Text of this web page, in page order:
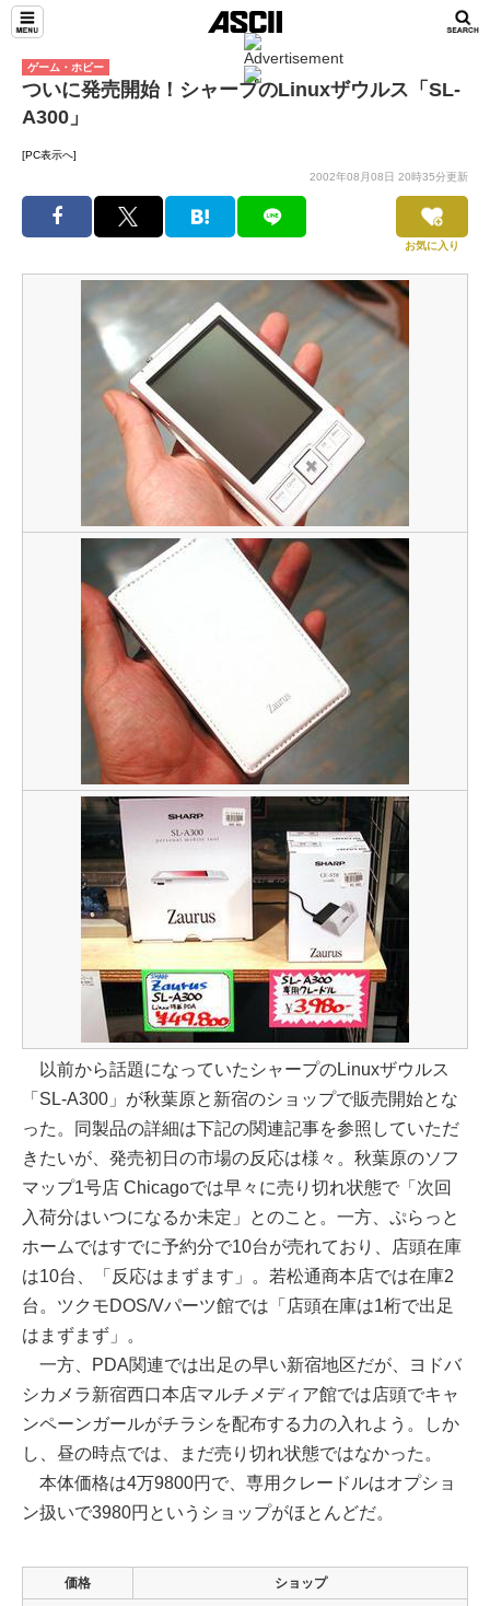
ゲーム・ホビー
ついに発売開始！シャープのLinuxザウルス「SL-
A300」
[PC表示へ]
2002年08月08日 20時35分更新
お気に入り
以前から話題になっていたシャープのLinuxザウルス
「SL-A300」が秋葉原と新宿のショップで販売開始とな
った。同製品の詳細は下記の関連記事を参照していただ
きたいが、発売初日の市場の反応は様々。秋葉原のソフ
マップ1号店 Chicagoでは早々に売り切れ状態で「次回
入荷分はいつになるか未定」とのこと。一方、ぷらっと
ホームではすでに予約分で10台が売れており、店頭在庫
は10台、「反応はまずます」。若松通商本店では在庫2
台。ツクモDOS/Vパーツ館では「店頭在庫は1桁で出足
はまずまず」。
一方、PDA関連では出足の早い新宿地区だが、ヨドバ
シカメラ新宿西口本店マルチメディア館では店頭でキャ
ンペーンガールがチラシを配布する力の入れよう。しか
し、昼の時点では、まだ売り切れ状態ではなかった。
本体価格は4万9800円で、専用クレードルはオプショ
ン扱いで3980円というショップがほとんどだ。
価格 ショップ